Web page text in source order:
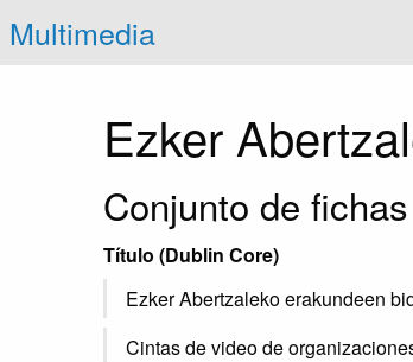
Multimedia
Ezker
Conjunto de fichas
Título (Dublin Core)
Ezker Abertzaleko erakundeen
Cintas de video de